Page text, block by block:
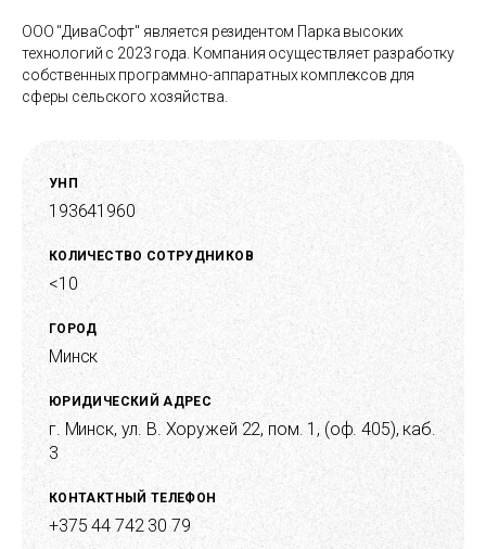
ООО "ДиваСофт" является резидентом Парка высоких
технологий с 2023 года. Компания осуществляет разработку
собственных программно-аппаратных комплексов для
сферы сельского хозяйства.
УНП
193641960
КОЛИЧЕСТВО СОТРУДНИКОВ
<10
ГОРОД
Минск
ЮРИДИЧЕСКИЙ АДРЕС
г. Минск, ул. В. Хоружей 22, пом. 1, (оф. 405), каб.
3
КОНТАКТНЫЙ ТЕЛЕФОН
+375 44 742 30 79